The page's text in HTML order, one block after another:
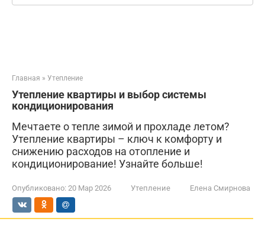
Главная » Утепление
Утепление квартиры и выбор системы
кондиционирования
Мечтаете о тепле зимой и прохладе летом?
Утепление квартиры – ключ к комфорту и
снижению расходов на отопление и
кондиционирование! Узнайте больше!
Опубликовано: 20 Мар 2026 Утепление Елена Смирнова